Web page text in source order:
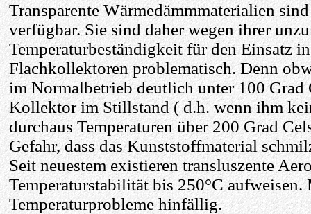
Transparente Wärmedämmmaterialien
verfügbar. Sie sind daher wegen ihrer
Temperaturbeständigkeit für den Einsatz
Flachkollektoren problematisch. Denn
im Normalbetrieb deutlich unter 100 Grad
Kollektor im Stillstand ( d.h. wenn ihm
durchaus Temperaturen über 200 Grad
Gefahr, dass das Kunststoffmaterial
Seit neuestem existieren transluszente
Temperaturstabilität bis 250°C
Temperaturprobleme hinfällig.